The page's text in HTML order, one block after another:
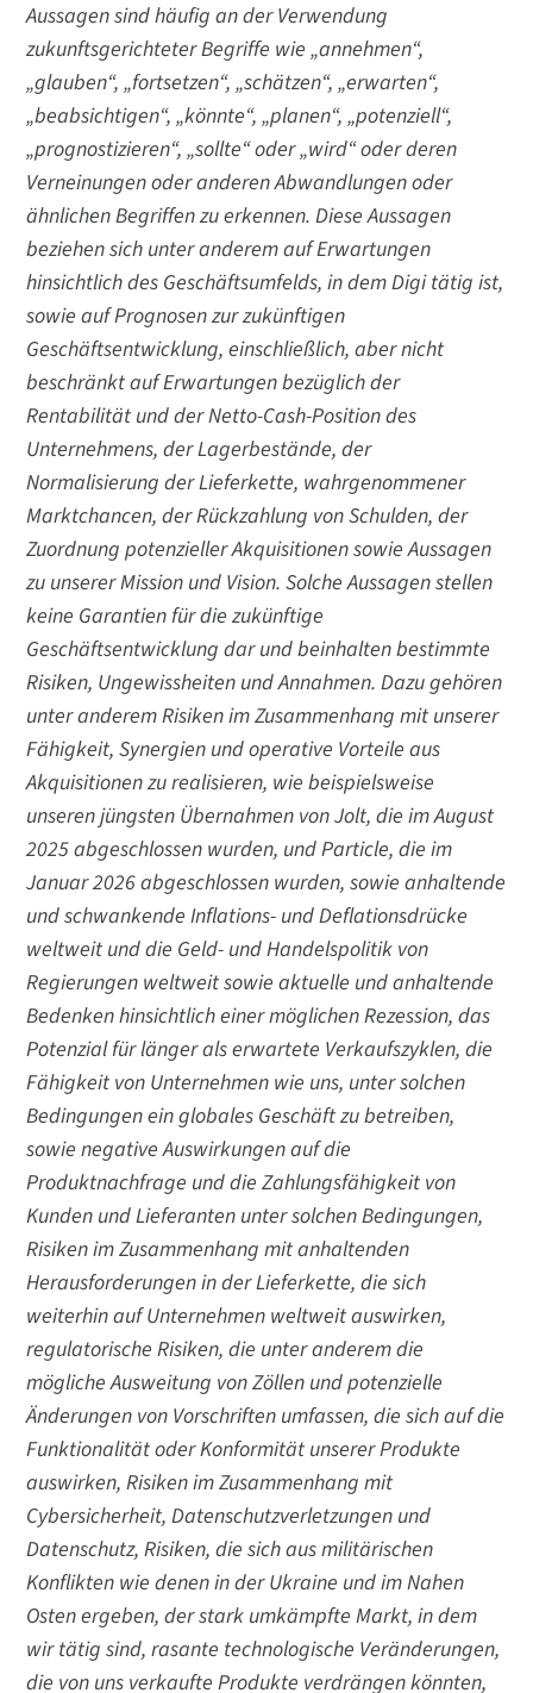
Aussagen sind häufig an der Verwendung
zukunftsgerichteter Begriffe wie „annehmen“,
„glauben“, „fortsetzen“, „schätzen“, „erwarten“,
„beabsichtigen“, „könnte“, „planen“, „potenziell“,
„prognostizieren“, „sollte“ oder „wird“ oder deren
Verneinungen oder anderen Abwandlungen oder
ähnlichen Begriffen zu erkennen.Diese Aussagen
beziehen sich unter anderem auf Erwartungen
hinsichtlich des Geschäftsumfelds, in dem Digi tätig ist,
sowie auf Prognosen zur zukünftigen
Geschäftsentwicklung, einschließlich, aber nicht
beschränkt auf Erwartungen bezüglich der
Rentabilität und der Netto-Cash-Position des
Unternehmens, der Lagerbestände, der
Normalisierung der Lieferkette, wahrgenommener
Marktchancen, der Rückzahlung von Schulden, der
Zuordnung potenzieller Akquisitionen sowie Aussagen
zu unserer Mission und Vision. Solche Aussagen stellen
keine Garantien für die zukünftige
Geschäftsentwicklung dar und beinhalten bestimmte
Risiken, Ungewissheiten und Annahmen. Dazu gehören
unter anderem Risiken im Zusammenhang mit unserer
Fähigkeit, Synergien und operative Vorteile aus
Akquisitionen zu realisieren, wie beispielsweise
unseren jüngsten Übernahmen von Jolt, die im August
2025 abgeschlossen wurden, und Particle, die im
Januar 2026 abgeschlossen wurden, sowie anhaltende
und schwankende Inflations- und Deflationsdrücke
weltweit und die Geld- und Handelspolitik von
Regierungen weltweit sowie aktuelle und anhaltende
Bedenken hinsichtlich einer möglichen Rezession, das
Potenzial für länger als erwartete Verkaufszyklen, die
Fähigkeit von Unternehmen wie uns, unter solchen
Bedingungen ein globales Geschäft zu betreiben,
sowie negative Auswirkungen auf die
Produktnachfrage und die Zahlungsfähigkeit von
Kunden und Lieferanten unter solchen Bedingungen,
Risiken im Zusammenhang mit anhaltenden
Herausforderungen in der Lieferkette, die sich
weiterhin auf Unternehmen weltweit auswirken,
regulatorische Risiken, die unter anderem die
mögliche Ausweitung von Zöllen und potenzielle
Änderungen von Vorschriften umfassen, die sich auf die
Funktionalität oder Konformität unserer Produkte
auswirken, Risiken im Zusammenhang mit
Cybersicherheit, Datenschutzverletzungen und
Datenschutz, Risiken, die sich aus militärischen
Konflikten wie denen in der Ukraine und im Nahen
Osten ergeben, der stark umkämpfte Markt, in dem
wir tätig sind, rasante technologische Veränderungen,
die von uns verkaufte Produkte verdrängen könnten,